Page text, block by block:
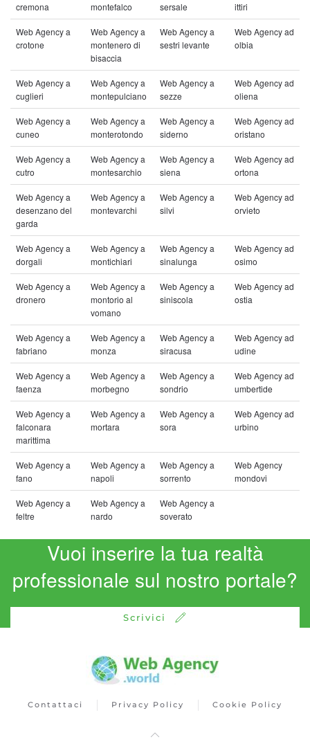
cremona
montefalco
sersale
ittiri
Web Agency a
crotone
Web Agency a
montenero di
bisaccia
Web Agency a
sestri levante
Web Agency ad
olbia
Web Agency a
cuglieri
Web Agency a
montepulciano
Web Agency a
sezze
Web Agency ad
oliena
Web Agency a
cuneo
Web Agency a
monterotondo
Web Agency a
siderno
Web Agency ad
oristano
Web Agency a
cutro
Web Agency a
montesarchio
Web Agency a
siena
Web Agency ad
ortona
Web Agency a
desenzano del
garda
Web Agency a
montevarchi
Web Agency a
silvi
Web Agency ad
orvieto
Web Agency a
dorgali
Web Agency a
montichiari
Web Agency a
sinalunga
Web Agency ad
osimo
Web Agency a
dronero
Web Agency a
montorio al
vomano
Web Agency a
siniscola
Web Agency ad
ostia
Web Agency a
fabriano
Web Agency a
monza
Web Agency a
siracusa
Web Agency ad
udine
Web Agency a
faenza
Web Agency a
morbegno
Web Agency a
sondrio
Web Agency ad
umbertide
Web Agency a
falconara
marittima
Web Agency a
mortara
Web Agency a
sora
Web Agency ad
urbino
Web Agency a
fano
Web Agency a
napoli
Web Agency a
sorrento
Web Agency
mondovi
Web Agency a
feltre
Web Agency a
nardo
Web Agency a
soverato
Vuoi inserire la tua realtà
professionale sul nostro portale?
Scrivici
Contattaci Privacy Policy Cookie Policy